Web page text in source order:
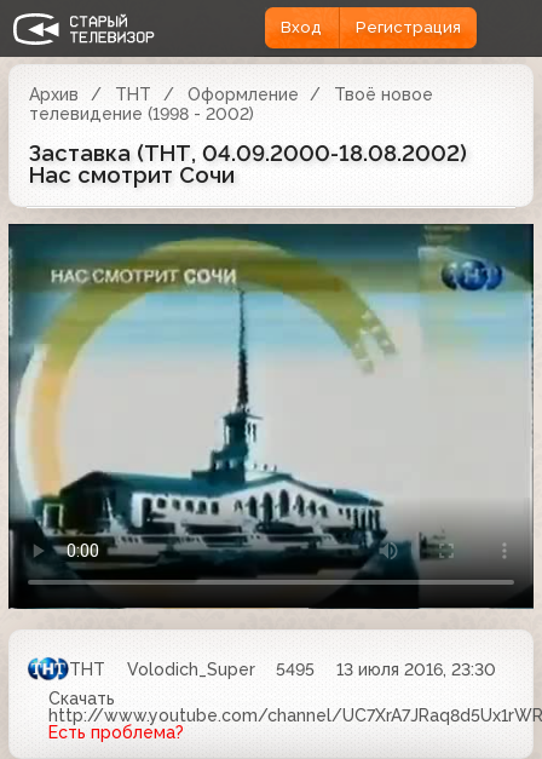
Вход Регистрация
Архив ТНТ Оформление
Твоё новое
телевидение (1998 - 2002)
Заставка (ТНТ, 04.09.2000-18.08.2002)
Нас смотрит Сочи
ТНТ Volodich_Super 5495
13 июля 2016, 23:30
Скачать
http://www.youtube.com/channel/
Есть проблема?